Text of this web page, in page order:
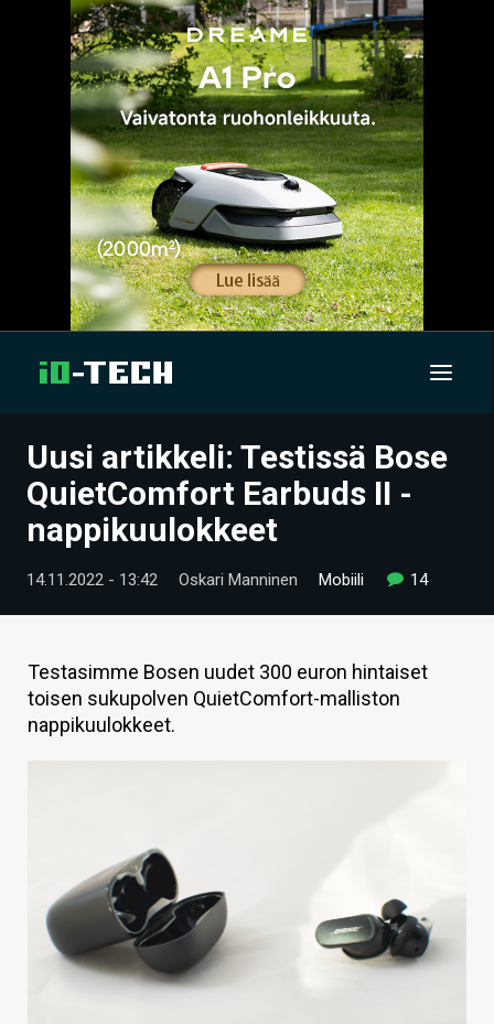
UUTISET
ARTIKKELIT
VIDEOT
TECHBBS
TIETOA
HINTA.FI
HAKU
Uusi artikkeli: Testissä Bose
QuietComfort Earbuds II -
nappikuulokkeet
14.11.2022 - 13:42 Oskari Manninen Mobiili 14
Testasimme Bosen uudet 300 euron hintaiset
toisen sukupolven QuietComfort-malliston
nappikuulokkeet.